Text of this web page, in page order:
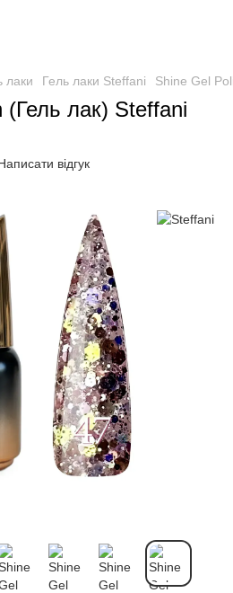
лаки Гель лаки Steffani Shine Gel
лак) Steffani
відгук